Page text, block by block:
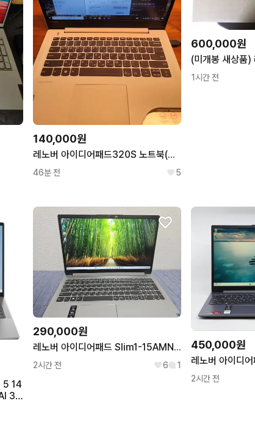
140,000원
레노버 아이디어패드320S 노트북(배터리교체필요)
46분 전 5
600,000원
1시간 전
5 14
30
290,000원
레노버 아이디어패드 Slim1-15AMN7 상태A급 15.6인치 개인
2시간 전 6 1
450,000원
2시간 전